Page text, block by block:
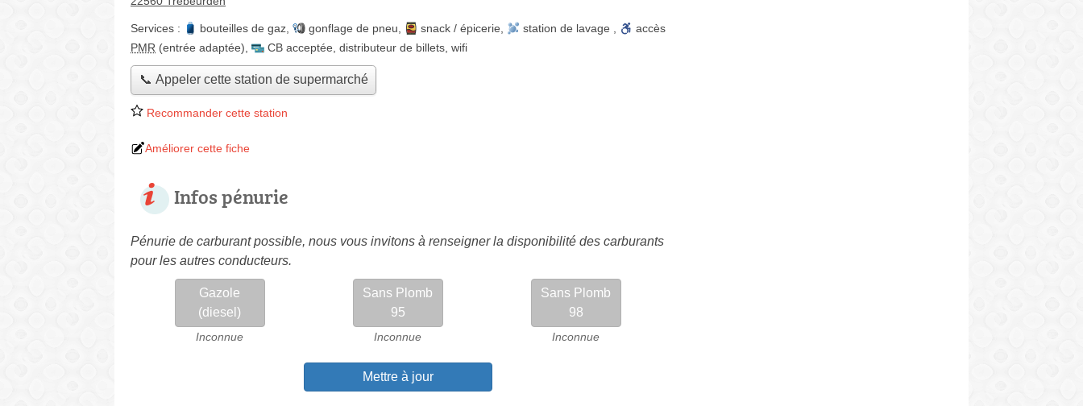
Services : bouteilles de gaz gonflage de pneu snack / épicerie station de lavage
accès
PMR (entrée adaptée) CB acceptée distributeur de billets wifi
📞 Appeler cette station de supermarché
Recommander cette station
Améliorer cette fiche
Infos pénurie
Pénurie de carburant possible, nous vous invitons à renseigner la disponibilité des carburants
pour les autres conducteurs.
Gazole
(diesel)
Inconnue
Sans Plomb
95
Inconnue
Sans Plomb
98
Inconnue
Mettre à jour